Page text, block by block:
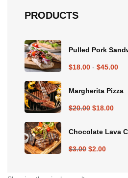
PRODUCTS
Pulled Pork
$18.00 - $45.00
Margherita Pizza
$20.00 El
original
era:
$18.00El
Chocolate Lava
$3.00 El
$2.00El